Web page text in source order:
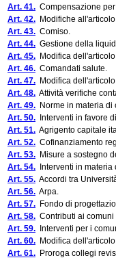
Art. 41. Compensazione
Art. 42. Modifiche
Art. 43. Comiso.
Art. 44. Gestione della
Art. 45. Modifica
Art. 46. Comandati salute.
Art. 47. Modifica
Art. 48. Attività verifiche
Art. 49. Norme in materia di
Art. 50. Interventi in favore
Art. 51. Agrigento capitale
Art. 52. Cofinanziamento
Art. 53. Misure a sostegno
Art. 54. Interventi in
Art. 55. Accordi tra
Art. 56. Arpa.
Art. 57. Fondo di
Art. 58. Contributi ai
Art. 59. Interventi per i
Art. 60. Modifica
Art. 61. Proroga collegi